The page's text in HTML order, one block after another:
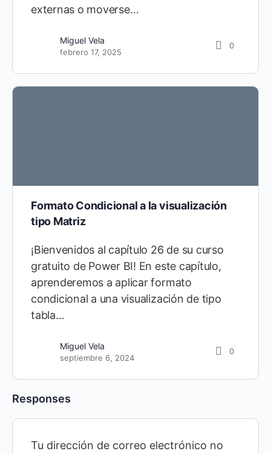
externas o moverse…
Miguel Vela
febrero 17, 2025
0
Formato Condicional a la visualización
tipo Matriz
¡Bienvenidos al capítulo 26 de su curso
gratuito de Power BI! En este capítulo,
aprenderemos a aplicar formato
condicional a una visualización de tipo
tabla…
Miguel Vela
septiembre 6, 2024
0
Responses
Tu dirección de correo electrónico no